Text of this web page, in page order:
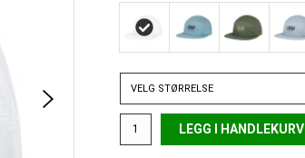
VELG STØRRELSE
LEGG I HANDLEKURV